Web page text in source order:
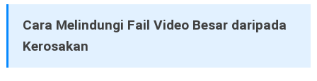
Cara Melindungi Fail Video Besar daripada
Kerosakan